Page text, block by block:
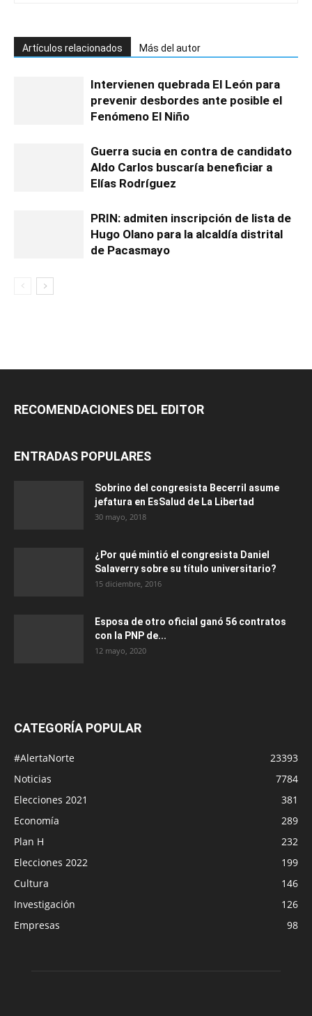
Artículos relacionados Más del autor
Intervienen quebrada El León para
prevenir desbordes ante posible el
Fenómeno El Niño
Guerra sucia en contra de candidato
Aldo Carlos buscaría beneficiar a
Elías Rodríguez
PRIN: admiten inscripción de lista de
Hugo Olano para la alcaldía distrital
de Pacasmayo
RECOMENDACIONES DEL EDITOR
ENTRADAS POPULARES
Sobrino del congresista Becerril asume
jefatura en EsSalud de La Libertad
30 mayo, 2018
¿Por qué mintió el congresista Daniel
Salaverry sobre su título universitario?
15 diciembre, 2016
Esposa de otro oficial ganó 56 contratos
con la PNP de...
12 mayo, 2020
CATEGORÍA POPULAR
#AlertaNorte
23393
Noticias
7784
Elecciones 2021
381
Economía
289
Plan H
232
Elecciones 2022
199
Cultura
146
Investigación
126
Empresas
98